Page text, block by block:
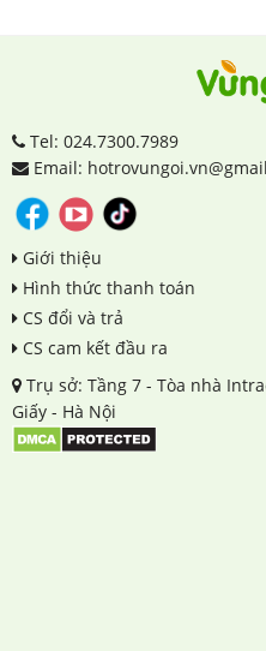
Tel: 024.7300.7989
Email:
Giới thiệu
Hình thức thanh toán
CS đổi và trả
CS cam kết đầu ra
Trụ sở: Tầng 7 - Tòa nhà
Giấy - Hà Nội